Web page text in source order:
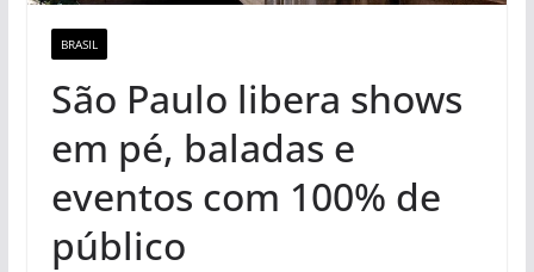
BRASIL
São Paulo libera shows
em pé, baladas e
eventos com 100% de
público